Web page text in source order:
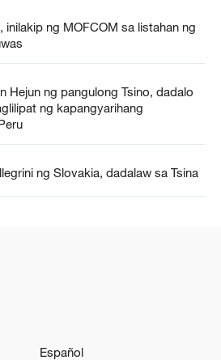
inilakip ng MOFCOM sa listahan ng
Hejun ng pangulong Tsino, dadalo
ng kapangyarihang
ng Slovakia, dadalaw sa Tsina
Español